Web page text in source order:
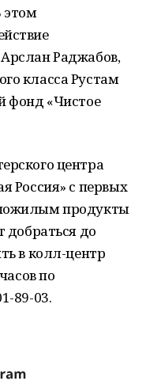
Раджабов,
класса Рустам
фонд «Чистое
центра
Россия» с первых
продукты
добраться до
в колл-центр
по
89-03.